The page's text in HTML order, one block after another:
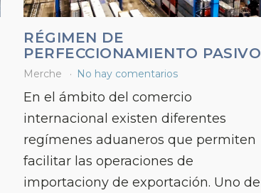
RÉGIMEN DE
PERFECCIONAMIENTO PASIVO
Merche No hay comentarios
En el ámbito del comercio
internacional existen diferentes
regímenes aduaneros que permiten
facilitar las operaciones de
importaciony de exportación. Uno de